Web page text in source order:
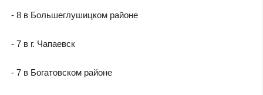
- 8 в Большеглушицком районе
- 7 в г. Чапаевск
- 7 в Богатовском районе